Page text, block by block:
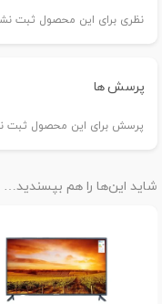
نظری برای این محصول ثبت
پرسش ها
پرسش برای این محصول ثبت
شاید این‌ها را هم بپسندید…